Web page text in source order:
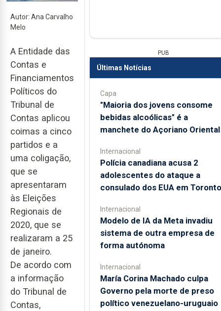
Autor: Ana Carvalho
Melo
A Entidade das
Contas e
Financiamentos
Políticos do
Tribunal de
Contas aplicou
coimas a cinco
partidos e a
uma coligação,
que se
apresentaram
às Eleições
Regionais de
2020, que se
realizaram a 25
de janeiro.
De acordo com
a informação
do Tribunal de
Contas,
PUB
Últimas Notícias
Capa
"Maioria dos jovens consome
bebidas alcoólicas" é a
manchete do Açoriano Oriental
Internacional
Polícia canadiana acusa 2
adolescentes do ataque a
consulado dos EUA em Toronto
Internacional
Modelo de IA da Meta invadiu
sistema de outra empresa de
forma autónoma
Internacional
María Corina Machado culpa
Governo pela morte de preso
político venezuelano-uruguaio